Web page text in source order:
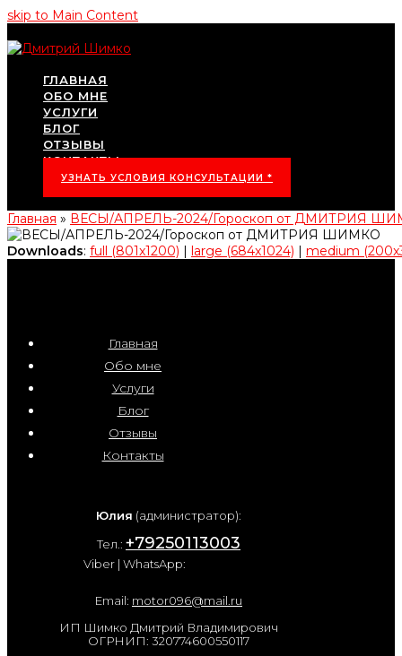
skip to Main Content
ГЛАВНАЯ
ОБО МНЕ
УСЛУГИ
БЛОГ
ОТЗЫВЫ
КОНТАКТЫ
УЗНАТЬ УСЛОВИЯ КОНСУЛЬТАЦИИ *
Главная » ВЕСЫ/АПРЕЛЬ-2024/Гороскоп от ДМИТРИЯ
Downloads: full (801x1200) | large (684x1024) | medium
Главная
Обо мне
Услуги
Блог
Отзывы
Контакты
Юлия (администратор):
Тел.: +79250113003
Viber | WhatsApp:
Email: motor096@mail.ru
ИП Шимко Дмитрий Владимирович
ОГРНИП: 320774600550117